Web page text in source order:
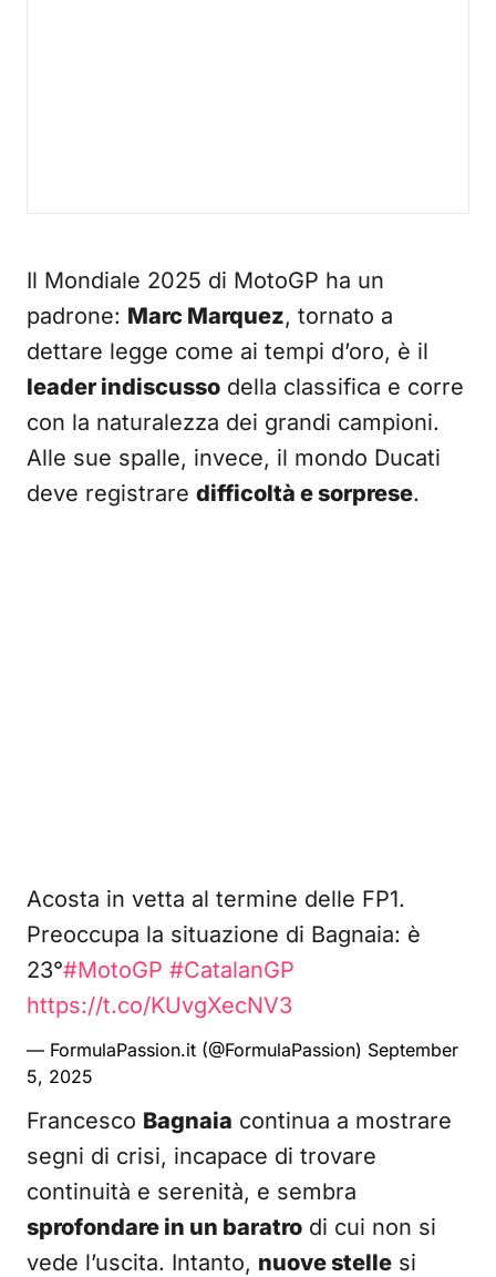
Il Mondiale 2025 di MotoGP ha un
padrone: Marc Marquez, tornato a
dettare legge come ai tempi d’oro, è il
leader indiscusso della classifica e corre
con la naturalezza dei grandi campioni.
Alle sue spalle, invece, il mondo Ducati
deve registrare difficoltà e sorprese.
Acosta in vetta al termine delle FP1.
Preoccupa la situazione di Bagnaia: è
23°#MotoGP #CatalanGP
https://t.co/KUvgXecNV3
— FormulaPassion.it (@FormulaPassion) September
5, 2025
Francesco Bagnaia continua a mostrare
segni di crisi, incapace di trovare
continuità e serenità, e sembra
sprofondare in un baratro di cui non si
vede l’uscita. Intanto, nuove stelle si